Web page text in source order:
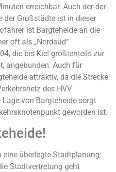
erreichbar. Auch der der
der Großstädte ist in dieser
ist Bargteheide an die
oft als „Nordsüd“
die bis Kiel größtenteils zur
angebunden. Auch für
attraktiv, da die Strecke
des HVV
von Bargteheide sorgt
geworden ist.
eine überlegte Stadtplanung:
Stadtvertretung geht